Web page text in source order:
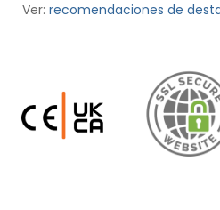
Ver: recomendaciones de